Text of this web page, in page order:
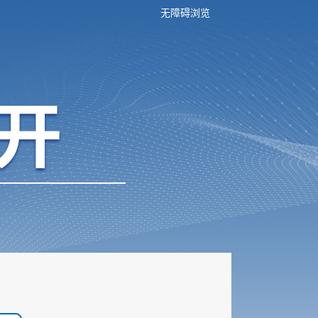
无障碍浏览